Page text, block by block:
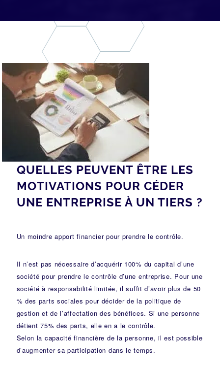
QUELLES PEUVENT ÊTRE LES
MOTIVATIONS POUR CÉDER
UNE ENTREPRISE À UN TIERS ?
Un moindre apport financier pour prendre le contrôle.
Il n’est pas nécessaire d’acquérir 100% du capital d’une
société pour prendre le contrôle d’une entreprise. Pour une
société à responsabilité limitée, il suffit d’avoir plus de 50
% des parts sociales pour décider de la politique de
gestion et de l’affectation des bénéfices. Si une personne
détient 75% des parts, elle en a le contrôle.
Selon la capacité financière de la personne, il est possible
d’augmenter sa participation dans le temps.